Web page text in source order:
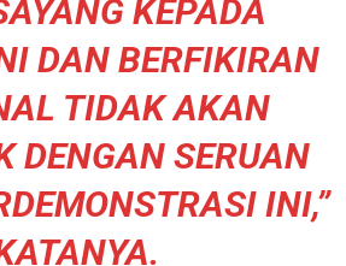
KEPADA
DAN BERFIKIRAN
TIDAK AKAN
DENGAN SERUAN
INI,”